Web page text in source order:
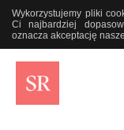
Wykorzystujemy pliki
Ci najbardziej
oznacza akceptację